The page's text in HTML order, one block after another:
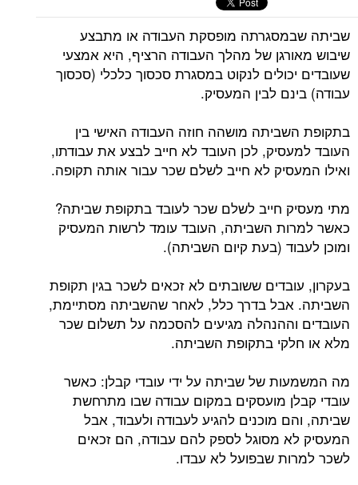
שביתה שבמסגרתה מופסקת העבודה או מתבצע
שיבוש מאורגן של מהלך העבודה הרציף, היא אמצעי
שעובדים יכולים לנקוט במסגרת סכסוך כלכלי (סכסוך
עבודה) בינם לבין המעסיק.
בתקופת השביתה מושהה חוזה העבודה האישי בין
העובד למעסיק, לכן העובד לא חייב לבצע את עבודתו,
ואילו המעסיק לא חייב לשלם שכר עבור אותה תקופה.
מתי מעסיק חייב לשלם שכר לעובד בתקופת שביתה?
כאשר למרות השביתה, העובד עומד לרשות המעסיק
ומוכן לעבוד (בעת קיום השביתה).
בעקרון, עובדים ששובתים לא זכאים לשכר בגין תקופת
השביתה. אבל בדרך כלל, לאחר שהשביתה מסתיימת,
העובדים וההנהלה מגיעים להסכמה על תשלום שכר
מלא או חלקי בתקופת השביתה.
מה המשמעות של שביתה על ידי עובדי קבלן: כאשר
עובדי קבלן מועסקים במקום עבודה שבו מתרחשת
שביתה, והם מוכנים להגיע לעבודה ולעבוד, אבל
המעסיק לא מסוגל לספק להם עבודה, הם זכאים
לשכר למרות שבפועל לא עבדו.